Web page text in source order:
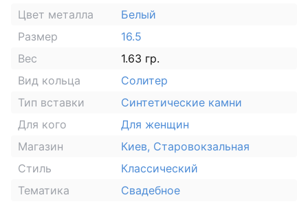
Цвет металла
Белый
Размер
16.5
Вес
1.63 гр.
Вид кольца
Солитер
Тип вставки
Синтетические камни
Для кого
Для женщин
Магазин
Киев, Старовокзальная
Стиль
Классический
Тематика
Свадебное